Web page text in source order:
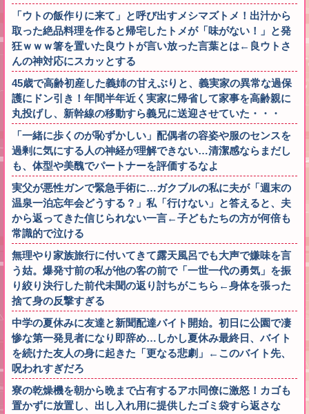
「ウトの飯作りに来て」と呼び出すメシマズトメ！出汁から
取った絶品料理を作ると帰宅したトメが「味がない！」と発
狂ｗｗｗ箸を置いた良ウトが言い放った言葉とは←良ウトさ
んの神対応にスカッとする
45歳で高齢初産した義姉の甘えぶりと、義実家の異常な過保
護にドン引き！年間半年近く実家に帰省して家事を高齢親に
丸投げし、新幹線の移動すら義兄に送迎させていた・・・
「一緒に歩くのが恥ずかしい」配偶者の容姿や服のセンスを
過剰に気にする人の神経が理解できない…清潔感ならまだし
も、体型や美醜でパートナーを評価するなよ
実父が悪性ガンで緊急手術に…ガクブルの私に夫が「週末の
温泉一泊忘年会どうする？」私「行けない」と答えると、夫
から返ってきた信じられない一言←子どもたちの方が何倍も
常識的で泣ける
無理やり家族旅行に付いてきて露天風呂でも大声で嫌味を言
う姑。爆発寸前の私が他の客の前で「一世一代の勇気」を振
り絞り決行した前代未聞の返り討ちがこちら←身体を張った
捨て身の反撃すぎる
中学の夏休みに友達と新聞配達バイト開始。初日に公園で凄
惨な第一発見者になり即辞め…しかし夏休み最終日、バイト
を続けた友人の身に起きた「更なる悲劇」←このバイト先、
呪われすぎだろ
寮の乾燥機を朝から晩まで占有するアホ同僚に激怒！カゴも
置かずに放置し、出し入れ用に提供したゴミ袋すら返さな